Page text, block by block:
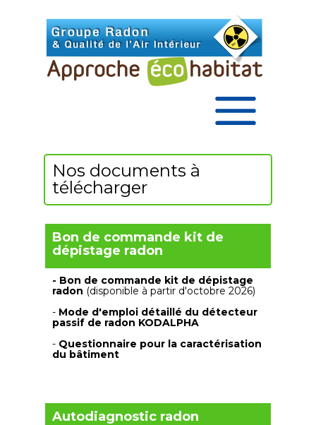
Nos documents à
télécharger
Bon de commande kit de
dépistage radon
- Bon de commande kit de dépistage
radon (disponible à partir d'octobre 2026)
- Mode d'emploi détaillé du détecteur
passif de radon KODALPHA
- Questionnaire pour la caractérisation
du bâtiment
Autodiagnostic radon